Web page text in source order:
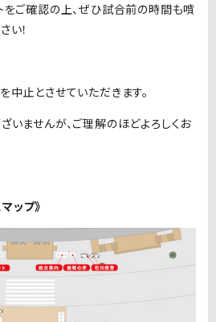
をご確認の上、ぜひ試合前の時間も噴
い！
中止とさせていただきます。
いませんが、ご理解のほどよろしくお
ップ》